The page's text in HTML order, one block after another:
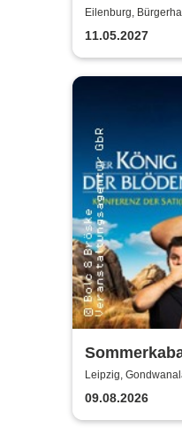
2027
Eilenburg,
11.05.2027
der Blöden
Kabarett
Leipzig,
09.08.2026